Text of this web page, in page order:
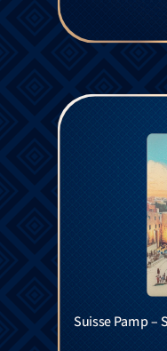
Suisse Pamp –